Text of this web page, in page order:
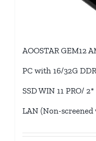
AOOSTAR GEM12
PC with 16/32G
SSD WIN 11 PRO/
LAN (Non-screened